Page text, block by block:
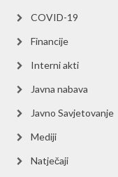
COVID-19
Financije
Interni akti
Javna nabava
Javno Savjetovanje
Mediji
Natječaji